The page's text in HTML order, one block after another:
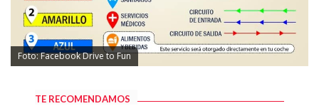
Foto: Facebook Drive to Fun
TE RECOMENDAMOS